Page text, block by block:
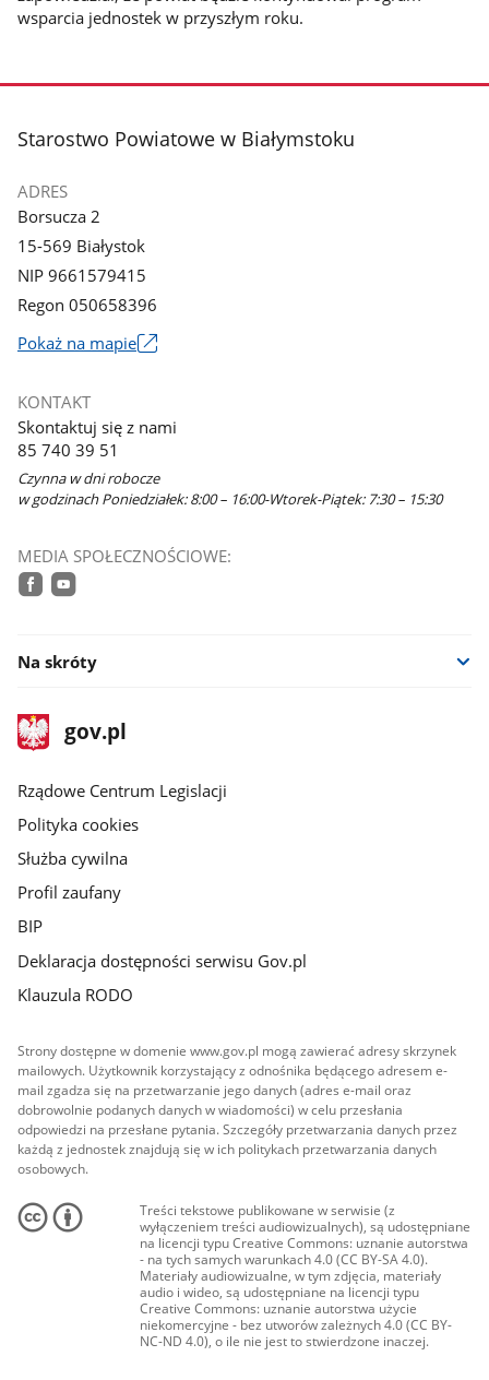
wsparcia jednostek w przyszłym roku.
stopka
Starostwo Powiatowe w Białymstoku
ADRES
Borsucza 2
15-569 Białystok
NIP 9661579415
Regon 050658396
Pokaż na mapieLink
nowym
KONTAKT
Skontaktuj się z nami
85 740 39 51
Czynna w dni robocze
w godzinach Poniedziałek: 8:00 – 16:00-Wtorek-Piątek: 7:30 – 15:30
MEDIA SPOŁECZNOŚCIOWE:
Na skróty
stopka
gov.plStrona
gov.pl
Rządowe Centrum Legislacji
Polityka cookies
Służba cywilna
Profil zaufany
BIP
Deklaracja dostępności serwisu Gov.pl
Klauzula RODO
Strony dostępne w domenie www.gov.pl mogą zawierać adresy skrzynek
mailowych. Użytkownik korzystający z odnośnika będącego adresem e-
mail zgadza się na przetwarzanie jego danych (adres e-mail oraz
dobrowolnie podanych danych w wiadomości) w celu przesłania
odpowiedzi na przesłane pytania. Szczegóły przetwarzania danych przez
każdą z jednostek znajdują się w ich politykach przetwarzania danych
osobowych.
Treści tekstowe publikowane w serwisie (z
wyłączeniem treści audiowizualnych), są udostępniane
na licencji typu Creative Commons: uznanie autorstwa
- na tych samych warunkach 4.0 (CC BY-SA 4.0).
Materiały audiowizualne, w tym zdjęcia, materiały
audio i wideo, są udostępniane na licencji typu
Creative Commons: uznanie autorstwa użycie
niekomercyjne - bez utworów zależnych 4.0 (CC BY-
NC-ND 4.0), o ile nie jest to stwierdzone inaczej.